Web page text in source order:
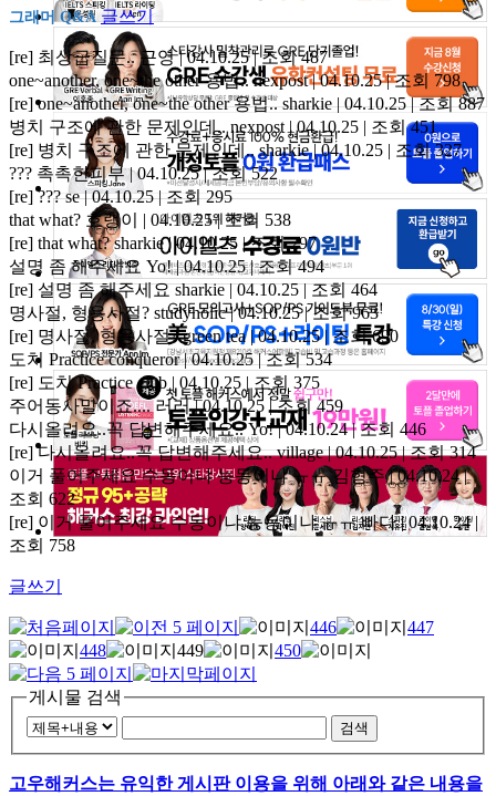
그래머 Q&A 글쓰기
[re] 최상급질문..근영 | 04.10.25 | 조회 487
one~another, one~the other 용법..nexpost | 04.10.25 | 조회 798
[re] one~another, one~the other 용법..sharkie | 04.10.25 | 조회 887
병치 구조에 관한 문제인데..nexpost | 04.10.25 | 조회 451
[re] 병치 구조에 관한 문제인데..sharkie | 04.10.25 | 조회 327
??? 촉촉한피부 | 04.10.25 | 조회 522
[re] ???se | 04.10.25 | 조회 295
that what? 호랭이 | 04.10.25 | 조회 538
[re] that what?sharkie | 04.10.25 | 조회 297
설명 좀 해주세요 Yo! | 04.10.25 | 조회 494
[re] 설명 좀 해주세요sharkie | 04.10.25 | 조회 464
명사절, 형용사절? studyholic | 04.10.25 | 조회 963
[re] 명사절, 형용사절?green tea | 04.10.25 | 조회 690
도치 Practiceconqueror | 04.10.25 | 조회 534
[re] 도치 Practiceclub | 04.10.25 | 조회 375
주어동사말이죠....러러 | 04.10.25 | 조회 459
다시올려요..꼭 답변해주세요..Yo! | 04.10.24 | 조회 446
[re] 다시올려요..꼭 답변해주세요..village | 04.10.25 | 조회 314
이거 풀어주세요 수동이냐 능동이냐 ㅠㅠ김형주 | 04.10.24 |
조회 622
[re] 이거 풀어주세요 수동이냐 능동이냐 ㅠㅠ빠다 | 04.10.24 |
조회 758
글쓰기
446
447
448
449 450
게시물 검색
검색
고우해커스는 유익한 게시판 이용을 위해 아래와 같은 내용을